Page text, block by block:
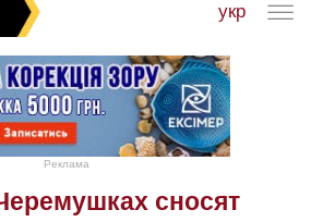
укр
Реклама
сносят